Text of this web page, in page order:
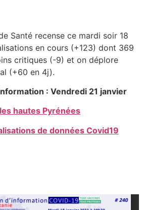
Santé recense ce mardi soir 18
en cours (+123) dont 369
critiques (-9) et on déplore
(+60 en 4j).
: Vendredi 21 janvier
hautes Pyrénées
de données Covid19